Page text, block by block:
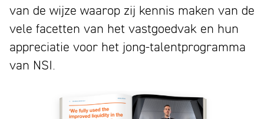
van de wijze waarop zij kennis maken van de
vele facetten van het vastgoedvak en hun
appreciatie voor het jong-talentprogramma
van NSI.